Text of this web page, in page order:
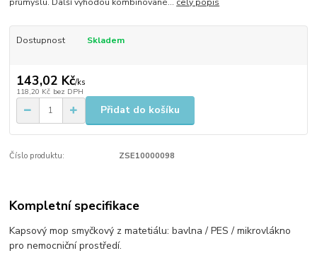
průmyslu. Další výhodou kombinované... celý popis
Dostupnost Skladem
143,02 Kč/ks
118,20 Kč bez DPH
Přidat do košíku
Číslo produktu: ZSE10000098
Kompletní specifikace
Kapsový mop smyčkový z matetiálu: bavlna / PES / mikrovlákno
pro nemocniční prostředí.